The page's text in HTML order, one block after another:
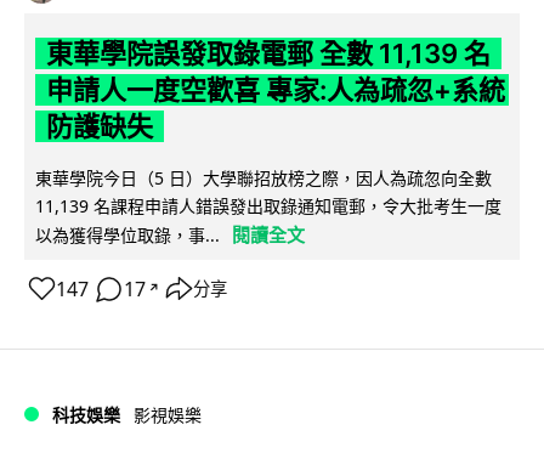
東華學院誤發取錄電郵 全數 11,139 名
申請人一度空歡喜 專家:人為疏忽+系統
防護缺失
東華學院今日（5 日）大學聯招放榜之際，因人為疏忽向全數
11,139 名課程申請人錯誤發出取錄通知電郵，令大批考生一度
以為獲得學位取錄，事...
閱讀全文
147 17 ↗ 分享
科技娛樂 影視娛樂